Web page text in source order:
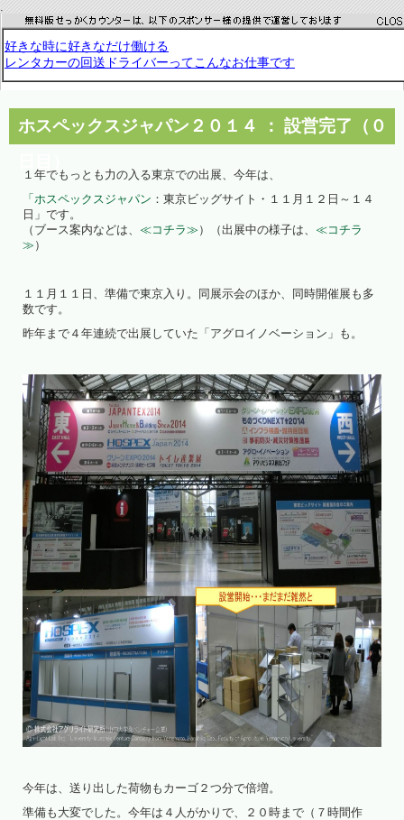
.
ホスペックスジャパン２０１４ ： 設営完了（０
１年でもっとも力の入る東京での出展、今年は、
「ホスペックスジャパン ：東京ビッグサイト・１１月１２日～１４
日」です。
（ブース案内などは、 ≪コチラ≫ ）（出展中の様子は、 ≪コチラ
≫ ）
１１月１１日、準備で東京入り。同展示会のほか、同時開催展も多
数です。
昨年まで４年連続で出展していた「アグロイノベーション」も。
今年は、送り出した荷物もカーゴ２つ分で倍増。
準備も大変でした。今年は４人がかりで、２０時まで（７時間作